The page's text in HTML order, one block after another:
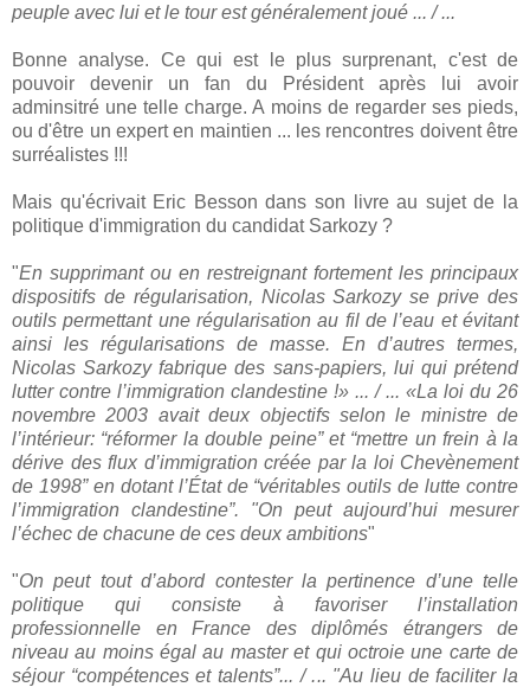
peuple avec lui et le tour est généralement joué ... / ...
Bonne analyse. Ce qui est le plus surprenant, c'est de
pouvoir devenir un fan du Président après lui avoir
adminsitré une telle charge. A moins de regarder ses pieds,
ou d'être un expert en maintien ... les rencontres doivent être
surréalistes !!!
Mais qu'écrivait Eric Besson dans son livre au sujet de la
politique d'immigration du candidat Sarkozy ?
"En supprimant ou en restreignant fortement les principaux
dispositifs de régularisation, Nicolas Sarkozy se prive des
outils permettant une régularisation au fil de l’eau et évitant
ainsi les régularisations de masse. En d’autres termes,
Nicolas Sarkozy fabrique des sans-papiers, lui qui prétend
lutter contre l’immigration clandestine !» ... / ... «La loi du 26
novembre 2003 avait deux objectifs selon le ministre de
l’intérieur: “réformer la double peine” et “mettre un frein à la
dérive des flux d’immigration créée par la loi Chevènement
de 1998” en dotant l’État de “véritables outils de lutte contre
l’immigration clandestine”. "On peut aujourd’hui mesurer
l’échec de chacune de ces deux ambitions"
"On peut tout d’abord contester la pertinence d’une telle
politique qui consiste à favoriser l’installation
professionnelle en France des diplômés étrangers de
niveau au moins égal au master et qui octroie une carte de
séjour “compétences et talents”... / ... "Au lieu de faciliter la